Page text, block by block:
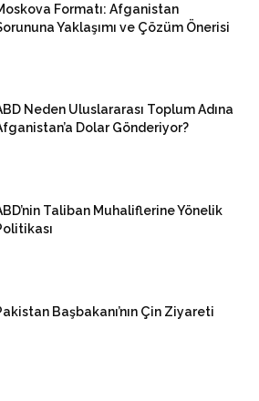
Formatı: Afganistan
Yaklaşımı ve Çözüm Önerisi
Neden Uluslararası Toplum Adına
Dolar Gönderiyor?
Taliban Muhaliflerine Yönelik
Başbakanı’nın Çin Ziyareti